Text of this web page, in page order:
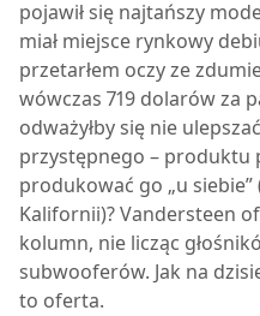
pojawił się najtańszy
miał miejsce rynkowy
przetarłem oczy ze
wówczas 719 dolarów za
odważyłby się nie
przystępnego – produktu
produkować go „u
Kalifornii)? Vandersteen
kolumn, nie licząc
subwooferów. Jak na
to oferta.